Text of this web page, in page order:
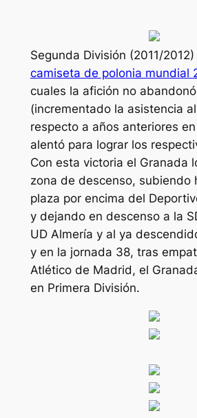
Segunda División (2011/
camiseta de polonia mundial
cuales la afición no
(incrementado la asistencia
respecto a años anteriores
alentó para lograr los
Con esta victoria el Granada
zona de descenso, subiendo
plaza por encima del
y dejando en descenso a la
UD Almería y al ya
y en la jornada 38, tras
Atlético de Madrid, el
en Primera División.